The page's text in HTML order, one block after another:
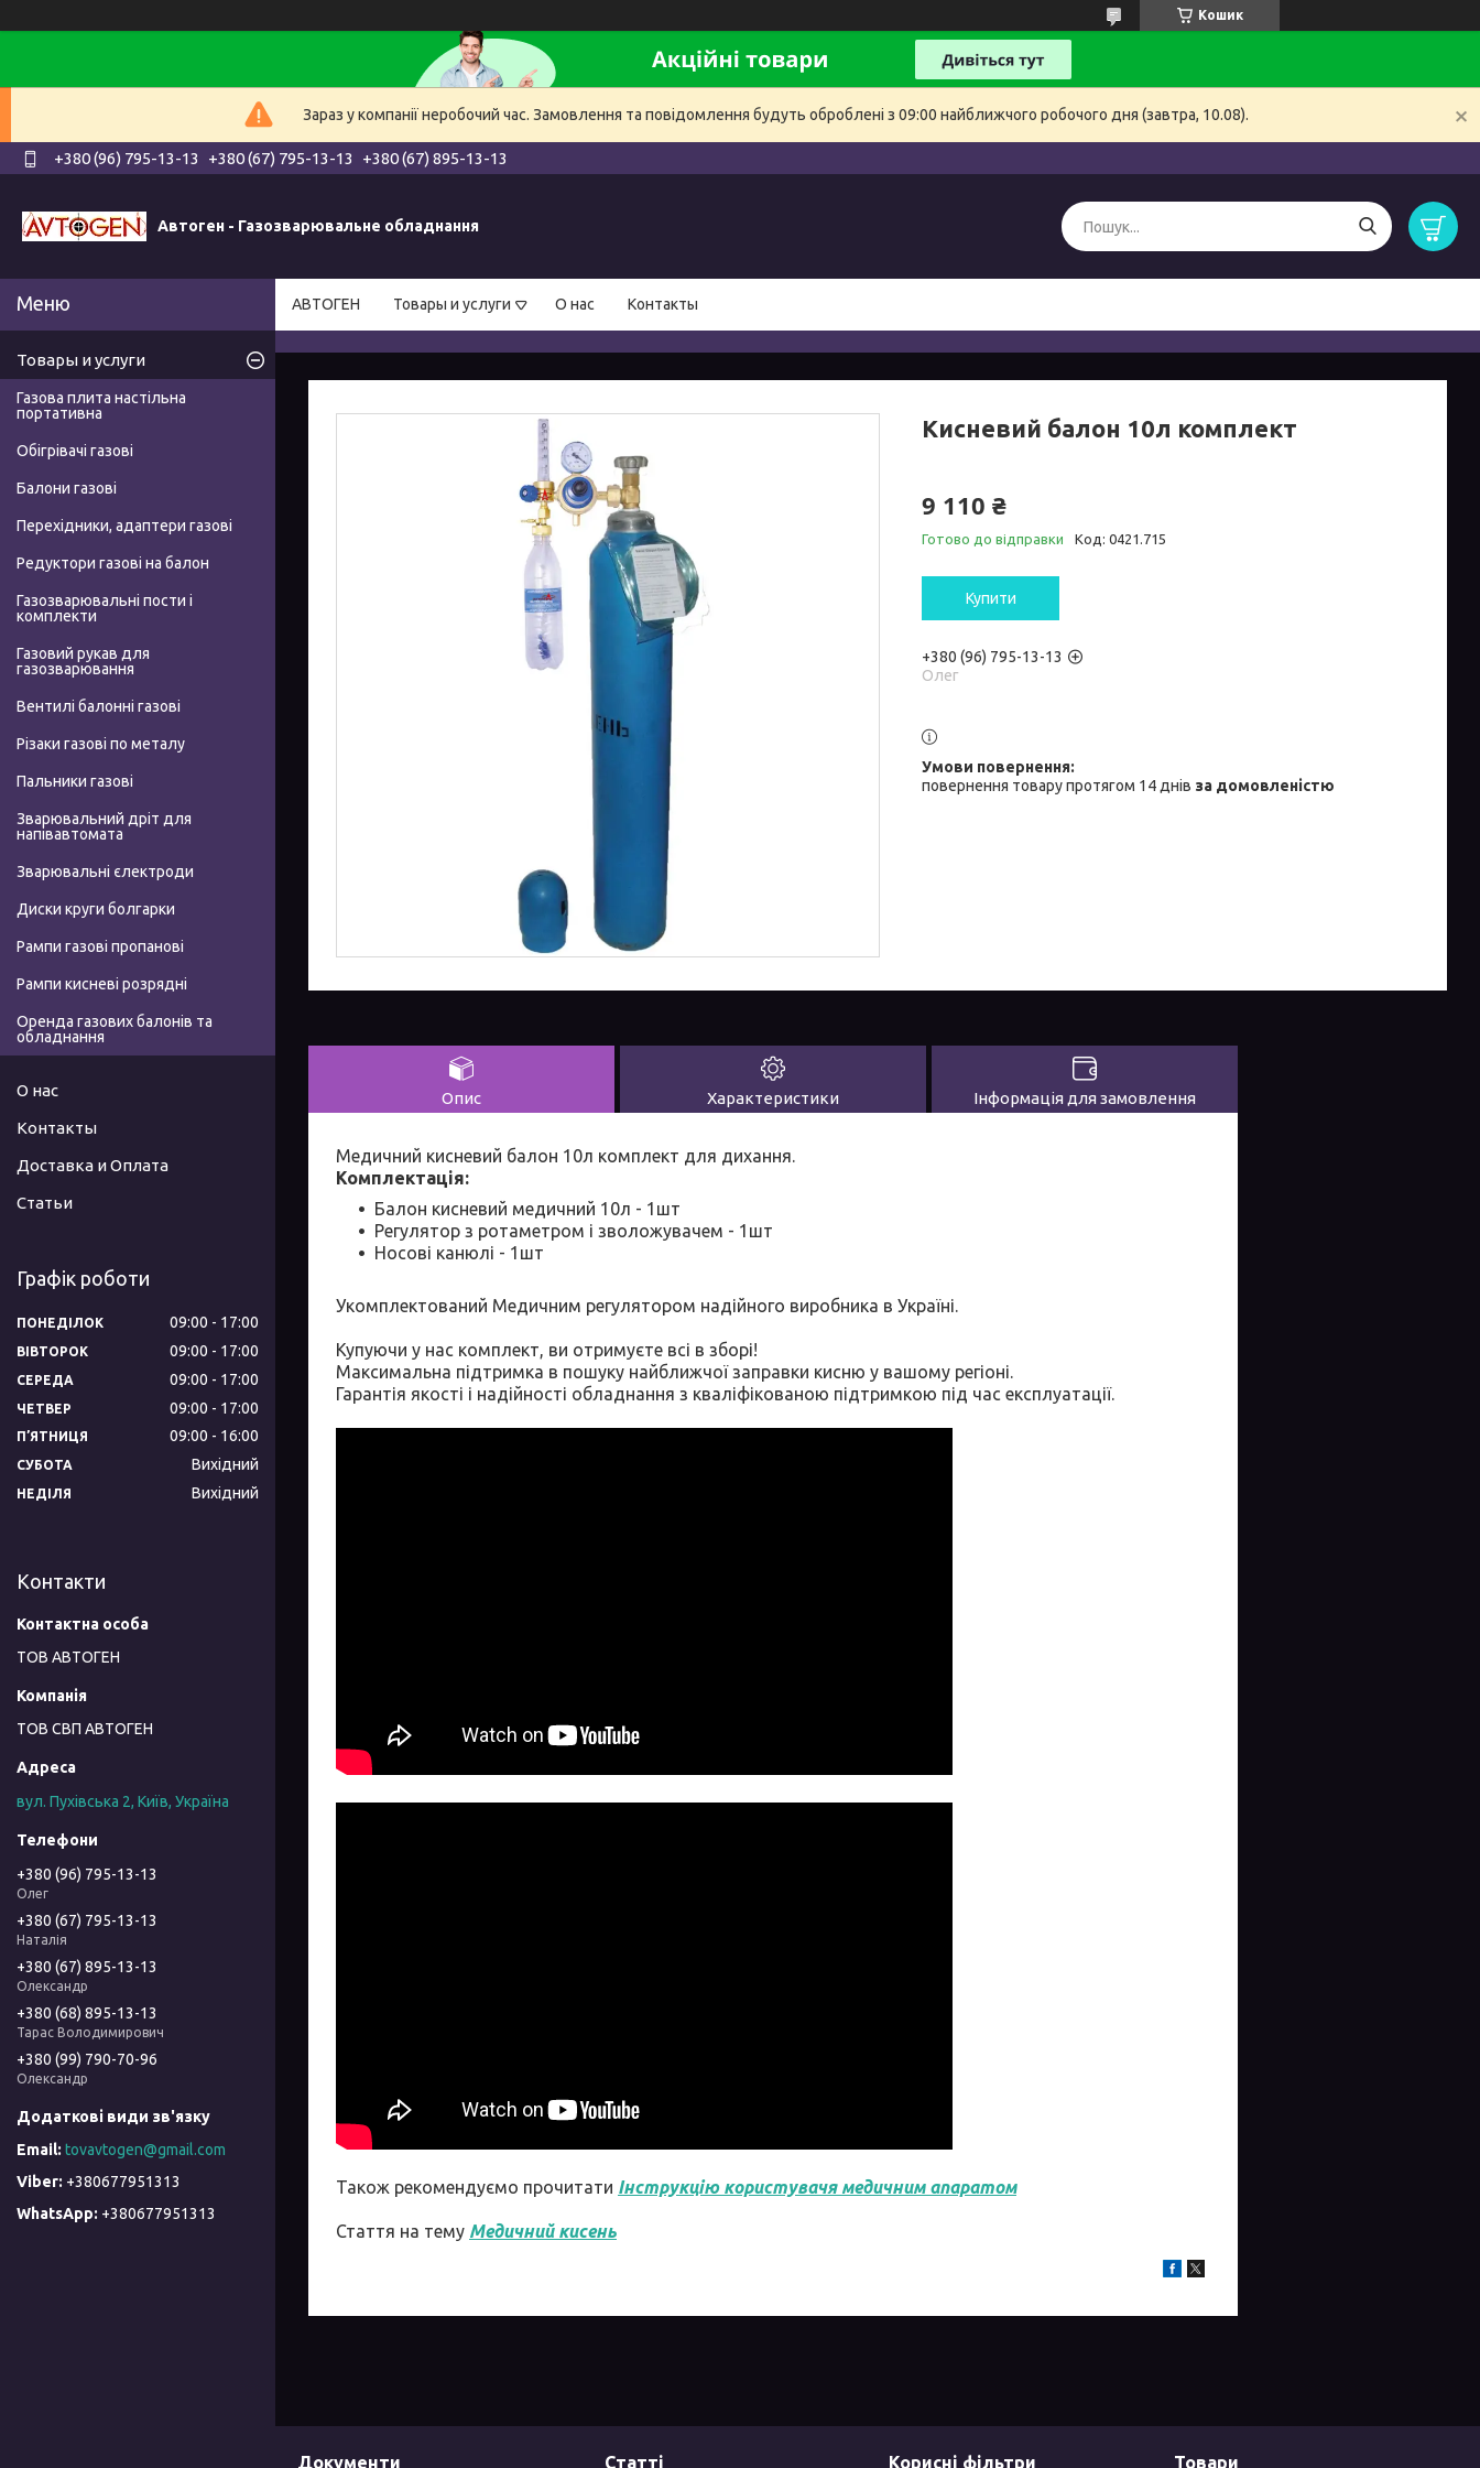
Кошик
Зараз у компанії неробочий час. Замовлення та повідомлення будуть оброблені з 09:00 найближчого робочого дня (завтра, 10.08).
+380 (96) 795-13-13 +380 (67) 795-13-13 +380 (67) 895-13-13
Автоген - Газозварювальне обладнання
АВТОГЕН Товары и услуги О нас Контакты
Кисневий балон 10л комплект
9 110 ₴
Готово до відправки Код: 0421.715
Купити
+380 (96) 795-13-13
Олег
повернення товару протягом 14 днів за домовленістю
Опис Характеристики Інформація для замовлення
Медичний кисневий балон 10л комплект для дихання.
Комплектація:
Балон кисневий медичний 10л - 1шт
Регулятор з ротаметром і зволожувачем - 1шт
Носові канюлі - 1шт
Укомплектований Медичним регулятором надійного виробника в Україні.
Купуючи у нас комплект, ви отримуєте всі в зборі!
Максимальна підтримка в пошуку найближчої заправки кисню у вашому регіоні.
Гарантія якості і надійності обладнання з кваліфікованою підтримкою під час експлуатації.
Також рекомендуємо прочитати Інструкцію користувачя медичним апаратом
Стаття на тему Медичний кисень
Товары и услуги
Газова плита настільна
портативна
Обігрівачі газові
Балони газові
Перехідники, адаптери газові
Редуктори газові на балон
Газозварювальні пости і
комплекти
Газовий рукав для
газозварювання
Вентилі балонні газові
Різаки газові по металу
Пальники газові
Зварювальний дріт для
напівавтомата
Зварювальні єлектроди
Диски круги болгарки
Рампи газові пропанові
Рампи кисневі розрядні
Оренда газових балонів та
обладнання
О нас
Контакты
Доставка и Оплата
Статьи
Графік роботи
ПОНЕДІЛОК 09:00 17:00
ВІВТОРОК 09:00 17:00
СЕРЕДА 09:00 17:00
ЧЕТВЕР 09:00 17:00
ПʼЯТНИЦЯ 09:00 16:00
СУБОТА Вихідний
НЕДІЛЯ Вихідний
Контакти
ТОВ АВТОГЕН
ТОВ СВП АВТОГЕН
вул. Пухівська 2, Київ, Україна
+380 (96) 795-13-13
Олег
+380 (67) 795-13-13
Наталія
+380 (67) 895-13-13
Олександр
+380 (68) 895-13-13
Тарас Володимирович
+380 (99) 790-70-96
Олександр
tovavtogen@gmail.com
+380677951313
+380677951313
Документи Статті Корисні фільтри Товари